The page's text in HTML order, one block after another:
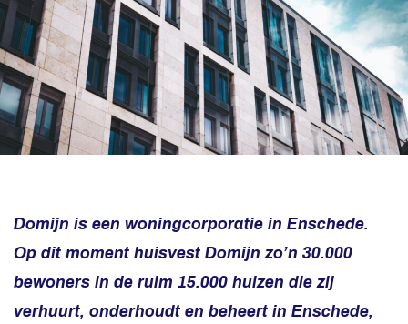
Domijn is een woningcorporatie in Enschede.
Op dit moment huisvest Domijn zo’n 30.000
bewoners in de ruim 15.000 huizen die zij
verhuurt, onderhoudt en beheert in Enschede,